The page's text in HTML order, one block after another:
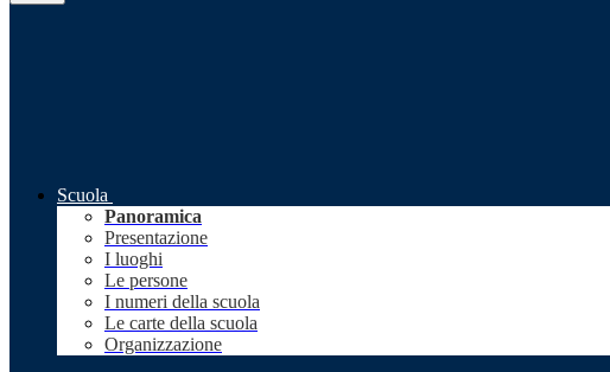
Scuola
Panoramica
Presentazione
I luoghi
Le persone
I numeri della scuola
Le carte della scuola
Organizzazione